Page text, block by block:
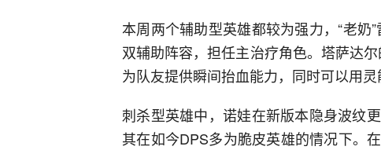
本周两个辅助型英雄都较为强力，“老
双辅助阵容，担任主治疗角色。塔萨达
为队友提供瞬间抬血能力，同时可以用
刺杀型英雄中，诺娃在新版本隐身波纹
其在如今DPS多为脆皮英雄的情况下。